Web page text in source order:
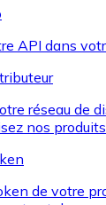
API dans
réseau de
nos
de votre